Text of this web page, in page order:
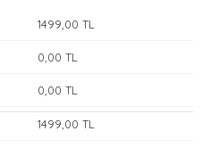
1499 ,00 TL
0 ,00 TL
0 ,00 TL
1499 ,00 TL